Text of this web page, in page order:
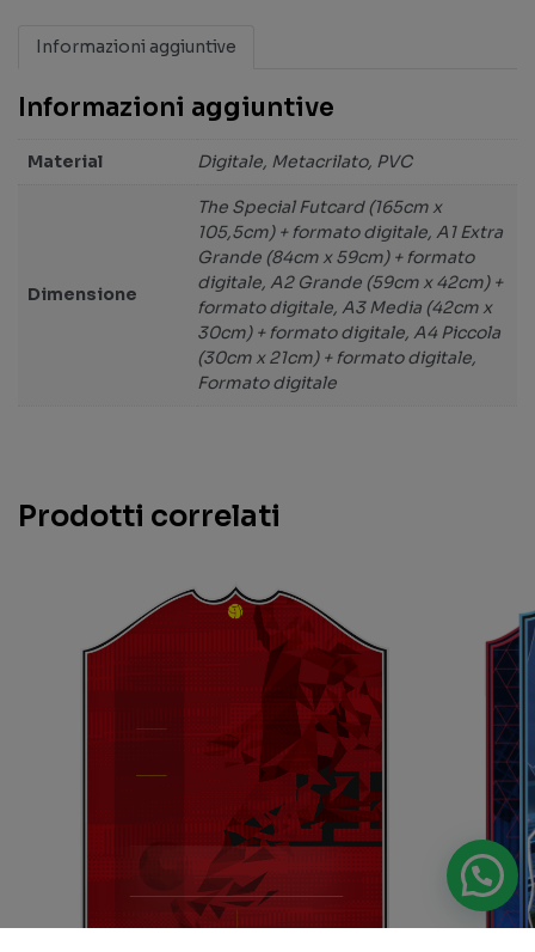
Informazioni aggiuntive
Informazioni aggiuntive
Material Digitale, Metacrilato, PVC
Dimensione
The Special Futcard (165cm x
105,5cm) + formato digitale, A1 Extra
Grande (84cm x 59cm) + formato
digitale, A2 Grande (59cm x 42cm) +
formato digitale, A3 Media (42cm x
30cm) + formato digitale, A4 Piccola
(30cm x 21cm) + formato digitale,
Formato digitale
Prodotti correlati